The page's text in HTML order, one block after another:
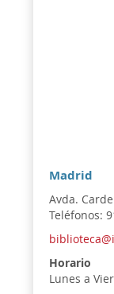
Madrid
Avda.
Teléfonos:
Horario
Lunes a